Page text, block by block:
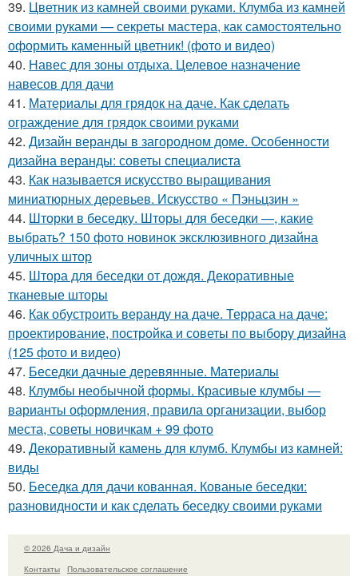
39. Цветник из камней своими руками. Клумба из камней
своими руками — секреты мастера, как самостоятельно
оформить каменный цветник! (фото и видео)
40. Навес для зоны отдыха. Целевое назначение
навесов для дачи
41. Материалы для грядок на даче. Как сделать
ограждение для грядок своими руками
42. Дизайн веранды в загородном доме. Особенности
дизайна веранды: советы специалиста
43. Как называется искусство выращивания
миниатюрных деревьев. Искусство « Пэньцзин »
44. Шторки в беседку. Шторы для беседки —, какие
выбрать? 150 фото новинок эксклюзивного дизайна
уличных штор
45. Штора для беседки от дождя. Декоративные
тканевые шторы
46. Как обустроить веранду на даче. Терраса на даче:
проектирование, постройка и советы по выбору дизайна
(125 фото и видео)
47. Беседки дачные деревянные. Материалы
48. Клумбы необычной формы. Красивые клумбы —
варианты оформления, правила организации, выбор
места, советы новичкам + 99 фото
49. Декоративный камень для клумб. Клумбы из камней:
виды
50. Беседка для дачи кованная. Кованые беседки:
разновидности и как сделать беседку своими руками
© 2026 Дача и дизайн
Контакты
Пользовательское соглашение